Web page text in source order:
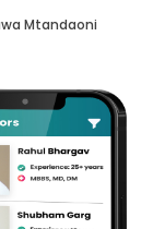
Mtandaoni